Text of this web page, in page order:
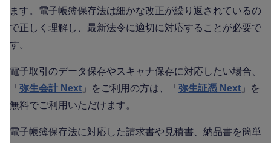
ます。電子帳簿保存法は細かな改正が繰り返されているの
で正しく理解し、最新法令に適切に対応することが必要で
す。
電子取引のデータ保存やスキャナ保存に対応したい場合、
「 弥生会計 Next 」をご利用の方は、「 弥生証憑 Next 」を
無料でご利用いただけます。
電子帳簿保存法に対応した請求書や見積書、納品書を簡単